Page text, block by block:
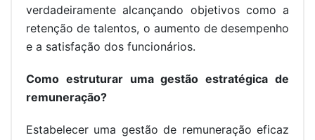
verdadeiramente alcançando objetivos como a
retenção de talentos, o aumento de desempenho
e a satisfação dos funcionários.
Como estruturar uma gestão estratégica de
remuneração?
Estabelecer uma gestão de remuneração eficaz